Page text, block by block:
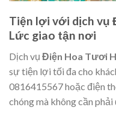
Tiện lợi với dịch vụ
Lức giao tận nơi
Dịch vụ Điện Hoa Tươi
sự tiện lợi tối đa cho
0816415567 hoặc điện
chóng mà không cần